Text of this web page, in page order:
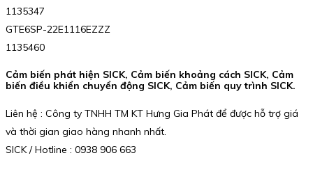
1135347
GTE6SP-22E1116EZZZ
1135460
Cảm biến phát hiện SICK, Cảm biến khoảng cách SICK, Cảm
biến điều khiển chuyển động SICK, Cảm biến quy trình SICK.
Liên hệ : Công ty TNHH TM KT Hưng Gia Phát để được hỗ trợ giá
và thời gian giao hàng nhanh nhất.
SICK / Hotline : 0938 906 663